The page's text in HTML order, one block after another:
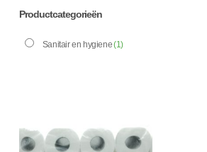
Productcategorieën
Sanitair en hygiene(1)